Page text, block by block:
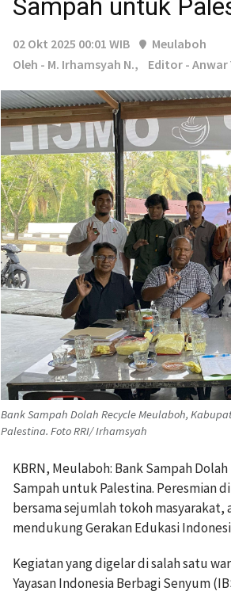
Sampah untuk
02 Okt 2025 00:01 WIB
Meulaboh
Oleh - M. Irhamsyah N.,
Editor - Anwar
Bank Sampah Dolah Recycle Meulaboh,
Palestina. Foto RRI/ Irhamsyah
KBRN, Meulaboh: Bank Sampah
Sampah untuk Palestina. Peresmian
bersama sejumlah tokoh
mendukung Gerakan Edukasi
Kegiatan yang digelar di salah satu
Yayasan Indonesia Berbagi Senyum